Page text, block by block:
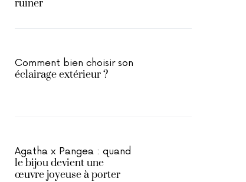
ruiner
Comment bien choisir son
éclairage extérieur ?
Agatha x Pangea : quand
le bijou devient une
œuvre joyeuse à porter